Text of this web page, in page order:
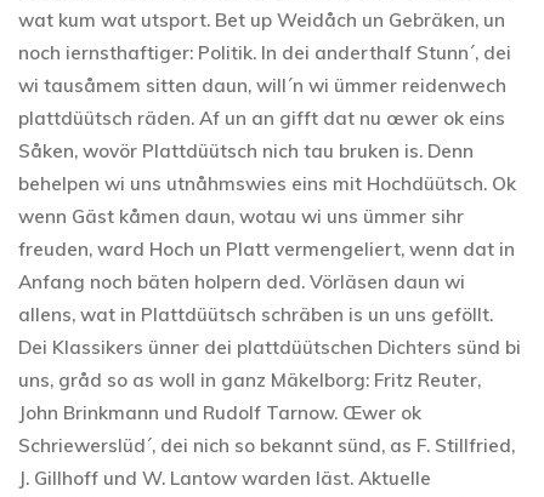
wat kum wat utsport. Bet up Weidåch un Gebräken, un
noch iernsthaftiger: Politik. In dei anderthalf Stunn´, dei
wi tausåmem sitten daun, will´n wi ümmer reidenwech
plattdüütsch räden. Af un an gifft dat nu œwer ok eins
Såken, wovör Plattdüütsch nich tau bruken is. Denn
behelpen wi uns utnåhmswies eins mit Hochdüütsch. Ok
wenn Gäst kåmen daun, wotau wi uns ümmer sihr
freuden, ward Hoch un Platt vermengeliert, wenn dat in
Anfang noch bäten holpern ded. Vörläsen daun wi
allens, wat in Plattdüütsch schräben is un uns geföllt.
Dei Klassikers ünner dei plattdüütschen Dichters sünd bi
uns, gråd so as woll in ganz Mäkelborg: Fritz Reuter,
John Brinkmann und Rudolf Tarnow. Œwer ok
Schriewerslüd´, dei nich so bekannt sünd, as F. Stillfried,
J. Gillhoff und W. Lantow warden läst. Aktuelle